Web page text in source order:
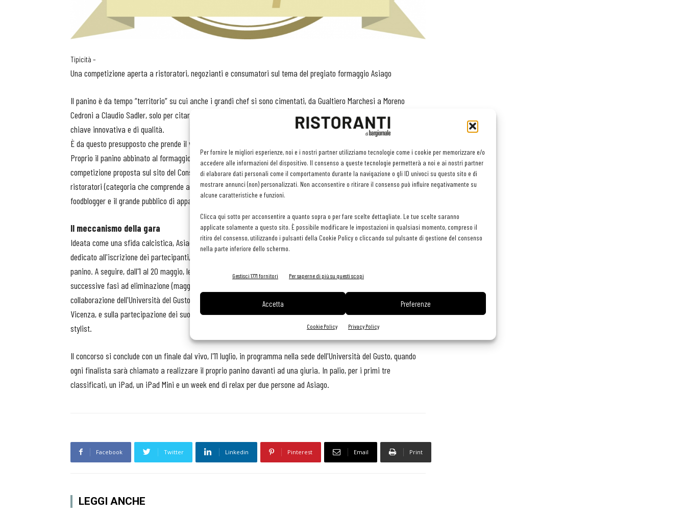
Per fornire le migliori esperienze, noi e i nostri partner utilizziamo tecnologie come i cookie per memorizzare e/o
accedere alle informazioni del dispositivo. Il consenso a queste tecnologie permetterà a noi e ai nostri partner
di elaborare dati personali come il comportamento durante la navigazione o gli ID univoci su questo sito e di
mostrare annunci (non) personalizzati. Non acconsentire o ritirare il consenso può influire negativamente su
alcune caratteristiche e funzioni.
Clicca qui sotto per acconsentire a quanto sopra o per fare scelte dettagliate. Le tue scelte saranno
applicate solamente a questo sito. È possibile modificare le impostazioni in qualsiasi momento, compreso il
ritiro del consenso, utilizzando i pulsanti della Cookie Policy o cliccando sul pulsante di gestione del consenso
nella parte inferiore dello schermo.
Gestisci 1771 fornitori Per saperne di più su questi scopi
Accetta Preferenze
Cookie Policy Privacy Policy
Tipicità –
Una competizione aperta a ristoratori, negozianti e consumatori sul tema del pregiato formaggio Asiago
Il panino è da tempo “territorio” su cui anche i grandi chef si sono cimentati, da Gualtiero Marchesi a Moreno
Cedroni a Claudio Sadler, solo per citarne qualcuno. Insomma, un cibo tanto popolare può essere interpretato in
chiave innovativa e di qualità.
È da questo presupposto che prende il via “Asiago CheeSfida”, promossa dal Consorzio Tutela Formaggio Asiago.
Proprio il panino abbinato al formaggio Asiago DOP, Fresco o Stagionato è difatti il protagonista della
competizione proposta sul sito del Consorzio, che intende mette alla prova quattro categorie di partecipanti:
ristoratori (categoria che comprende anche bar, paninoteche, pizzerie), negozianti di prodotti alimentari, i
foodblogger e il grande pubblico di appassionati.
Il meccanismo della gara
Ideata come una sfida calcistica, Asiago CheeSfida prende il via con il girone di andata, dall'1 marzo al 5 maggio,
dedicato all'iscrizione dei partecipanti, che dovranno compilare un apposito format sul sito, con la ricetta del loro
panino. A seguire, dall'1 al 20 maggio, le qualificazioni, con la selezione delle ricette più votate su Facebook e
successive fasi ad eliminazione (maggio-giugno), tutte online. Una competizione che conta sulla prestigiosa
collaborazione dell'Università del Gusto, centro di formazione d'eccellenza nel settore food di Confcommercio
Vicenza, e sulla partecipazione dei suoi chef, docenti alla giuria di qualità presieduta da un'apprezzata food
stylist.
Il concorso si conclude con un finale dal vivo, l'11 luglio, in programma nella sede dell'Università del Gusto, quando
ogni finalista sarà chiamato a realizzare il proprio panino davanti ad una giuria. In palio, per i primi tre
classificati, un iPad, un iPad Mini e un week end di relax per due persone ad Asiago.
Facebook Twitter Linkedin Pinterest Email Print
LEGGI ANCHE